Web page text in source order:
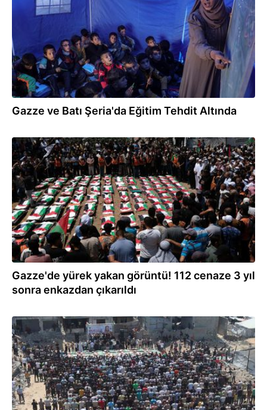
Gazze ve Batı Şeria'da Eğitim Tehdit Altında
05.08.2026
Gazze'de yürek yakan görüntü! 112 cenaze 3 yıl
sonra enkazdan çıkarıldı
04.08.2026